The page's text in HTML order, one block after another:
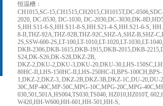
恒温槽：
CH1015,SC-15,CH1515,CH2015,CH1015T,DC-
2020, DC-0530, DC-1030, DC-2030,DC-3030,DK-
S,HH.S11-6-S,HH.S11-8-S,HH.S21-4-S,HH.S21-6-S,
8-II,THZ-92A,THZ-92B,THZ-92C,SHZ-A,SHZ-B,SHZ-
2S,SSW-600-2S,LT-100,LT-1010,LT-1020,LT-1030,LT-
DKB-2306,DKB-1615,DKB-1915,DKB-2015,DKB-
S24,DK-S26,DK-S28,DKZ-2B,
DKZ-2,DKU-2,DKU-3,DKU-20,DKU-30,LHS-
80HC-II,LHS-150HC-II,LHS-250HC-II,BPS-
1,DKZ-2,DKZ-3,.DKZ-2B,DKZ-3B,DKZ-1C,DU-20,DU-
30C,MP-40C,MP-50C,MPG-10C,MPG-20C,MPG-
030,501,501A,HS004,TS030,TS040, HZ010,HZ010T,
W420,HH-W600,HH-601,HH-501,HH-S,